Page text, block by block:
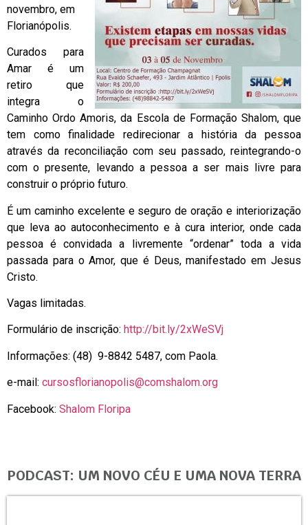
novembro, em
Florianópolis.
Curados para
Amar é um
retiro que
integra o
Caminho Ordo Amoris, da Escola de Formação Shalom, que
tem como finalidade redirecionar a história da pessoa
através da reconciliação com seu passado, reintegrando-o
com o presente, levando a pessoa a ser mais livre para
construir o próprio futuro.
É um caminho excelente e seguro de oração e interiorização
que leva ao autoconhecimento e à cura interior, onde cada
pessoa é convidada a livremente “ordenar” toda a vida
passada para o Amor, que é Deus, manifestado em Jesus
Cristo.
Vagas limitadas.
Formulário de inscrição: http://bit.ly/2xWeSVj
Informações: (48) 9-8842 5487, com Paola.
e-mail: cursosflorianopolis@comshalom.org
Facebook: Shalom Floripa
PODCAST: UM NOVO CÉU E UMA NOVA TERRA